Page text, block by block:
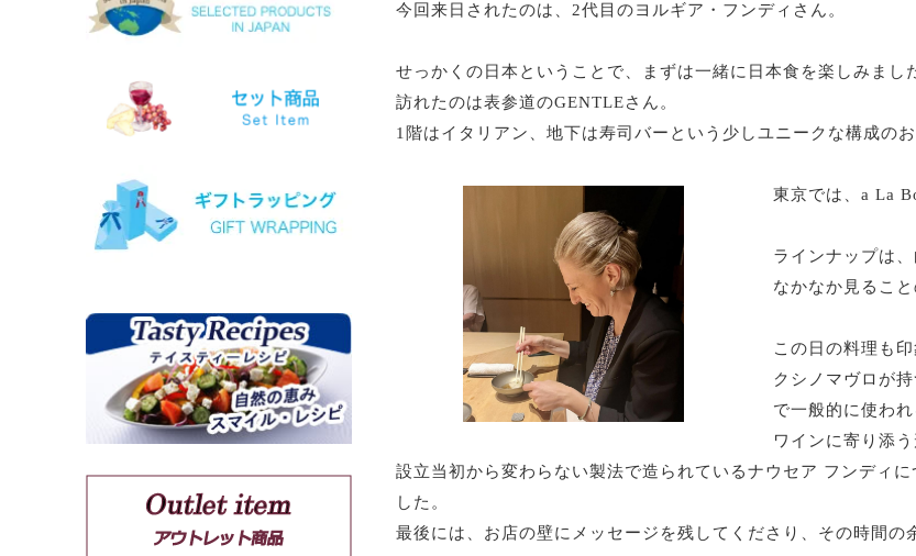
今回来日されたのは、2代目のヨルギア・フンディさん。
せっかくの日本ということで、まずは一緒に日本食を楽しみまし
訪れたのは表参道のGENTLEさん。
1階はイタリアン、地下は寿司バーという少しユニークな構成のお
東京では、a La
ラインナップは
なかなか見るこ
この日の料理も印
クシノマヴロが
で一般的に使わ
ワインに寄り添
設立当初から変わらない製法で造られているナウセア フンディ
した。
最後には、お店の壁にメッセージを残してくださり、その時間の
モスコフィレロ
ゲヴェルツトラミネール
ミュスカ・ブラン・ア・プティ・グ
クシノマブロ
アギヨルギティコ
コチファリ
マンディラリ
リャティコ
ヴゾマト
マヴロトラガノ
リムニョナ
シラー
カベルネソーヴィニョン